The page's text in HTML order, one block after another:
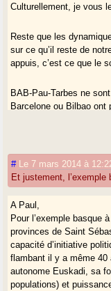
Culturellement, je vous
Reste que les
sur ce qu’il reste de
appuis, c’est ce que le
BAB-Pau-Tarbes ne
Barcelone ou Bilbao ont
que l’autonomie
y en aura, je n’en sais
fréquent.
Ensuite, sur le fait que
Bordeaux et à l’ouest
cohérence (donc une
le croire). Ne sont-ils
culturellement les ogres
# Le 7 mars 2014 à
Et justement, l’exemple
A Paul,
Pour l’exemple basque
provinces de Saint
capacité d’initiative
flambant il y a même
autonome Euskadi, sa
populations) et